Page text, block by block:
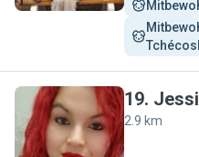
J
19.
2.9 km